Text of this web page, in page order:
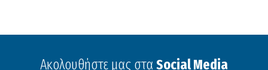
Ακολουθήστε μας στα Social Media